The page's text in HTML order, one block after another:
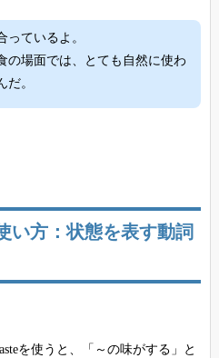
っているよ。
の場面では、とても自然に使わ
だ。
い方：状態を表す動詞
を使うと、「～の味がする」と